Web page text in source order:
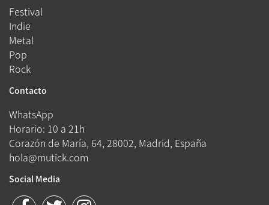
Festival
Indie
Metal
Pop
Rock
Contacto
WhatsApp
Horario: 10 a 21h
Corazón de María, 64, 28002, Madrid, España
hola@mutick.com
Social Media